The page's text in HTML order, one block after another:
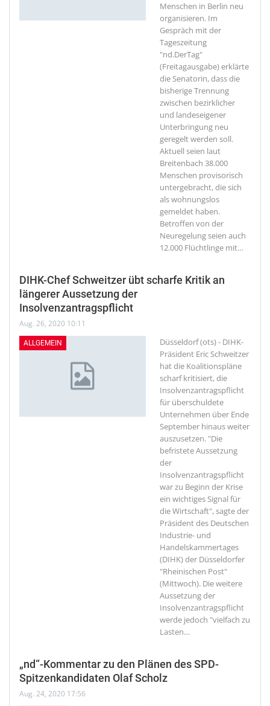
Menschen in Berlin neu
organisieren. Im
Gespräch mit der
Tageszeitung
"nd.DerTag"
(Freitagausgabe) erklärte
die Senatorin, dass die
bisherige Trennung
zwischen bezirklicher
und landeseigener
Unterbringung neu
geregelt werden soll.
Aktuell seien laut
Breitenbach 38.000
Menschen provisorisch
untergebracht, die sich
als wohnungslos
gemeldet haben.
Betroffen von der
Neuregelung seien auch
12.000 Flüchtlinge mit…
DIHK-Chef Schweitzer übt scharfe Kritik an
längerer Aussetzung der
Insolvenzantragspflicht
Aug. 26, 2020 10:11
ALLGEMEIN
Düsseldorf (ots) - DIHK-
Präsident Eric Schweitzer
hat die Koalitionspläne
scharf kritisiert, die
Insolvenzantragspflicht
für überschuldete
Unternehmen über Ende
September hinaus weiter
auszusetzen. "Die
befristete Aussetzung
der
Insolvenzantragspflicht
war zu Beginn der Krise
ein wichtiges Signal für
die Wirtschaft", sagte der
Präsident des Deutschen
Industrie- und
Handelskammertages
(DIHK) der Düsseldorfer
"Rheinischen Post"
(Mittwoch). Die weitere
Aussetzung der
Insolvenzantragspflicht
werde jedoch "vielfach zu
Lasten…
„nd“-Kommentar zu den Plänen des SPD-
Spitzenkandidaten Olaf Scholz
Aug. 24, 2020 17:56